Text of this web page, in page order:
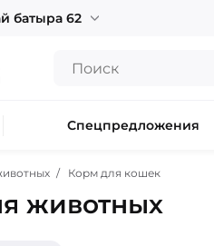
батыра 62
Спецпредложения
Корм для кошек
животных